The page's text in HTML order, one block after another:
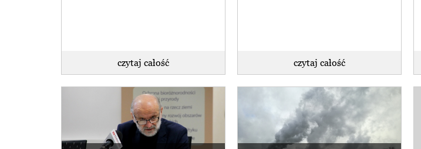
czytaj całość czytaj całość